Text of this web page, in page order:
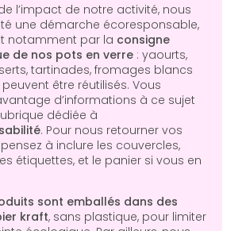
l’impact de notre activité, nous
une démarche écoresponsable,
notamment par la consigne
de nos pots en verre : yaourts,
tartinades, fromages blancs
être réutilisés. Vous
d’informations à ce sujet
dédiée à
. Pour nous retourner vos
à inclure les couvercles,
étiquettes, et le panier si vous en
sont emballés dans des
kraft, sans plastique, pour limiter